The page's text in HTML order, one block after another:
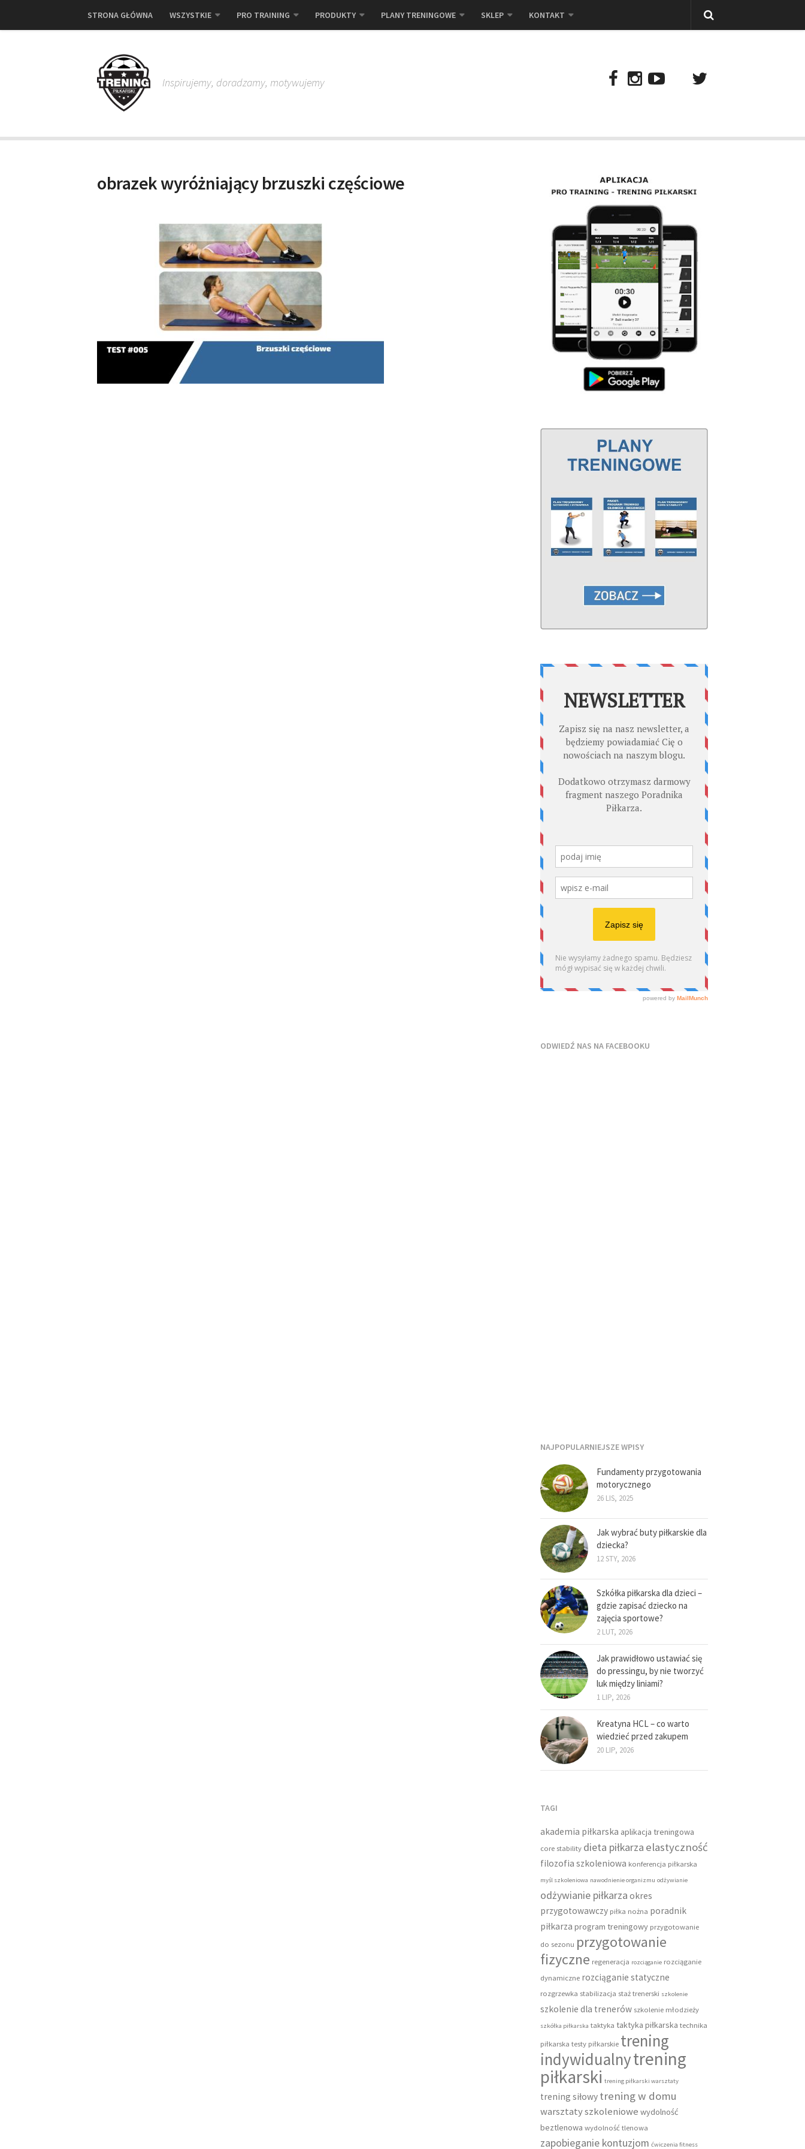
STRONA GŁÓWNA WSZYSTKIE PRO TRAINING PRODUKTY PLANY TRENINGOWE SKLEP KONTAKT
Inspirujemy, doradzamy, motywujemy
obrazek wyróżniający brzuszki częściowe
ODWIEDŹ NAS NA FACEBOOKU
NAJPOPULARNIEJSZE WPISY
Fundamenty przygotowania
motorycznego
26 LIS, 2025
Jak wybrać buty piłkarskie dla
dziecka?
12 STY, 2026
Szkółka piłkarska dla dzieci –
gdzie zapisać dziecko na
zajęcia sportowe?
2 LUT, 2026
Jak prawidłowo ustawiać się
do pressingu, by nie tworzyć
luk między liniami?
1 LIP, 2026
Kreatyna HCL – co warto
wiedzieć przed zakupem
20 LIP, 2026
TAGI
akademia piłkarska aplikacja treningowa
core stability dieta piłkarza elastyczność
filozofia szkoleniowa konferencja piłkarska
myśl szkoleniowa nawodnienie organizmu odżywianie
odżywianie piłkarza okres
przygotowawczy piłka nożna poradnik
piłkarza program treningowy przygotowanie
do sezonu przygotowanie
fizyczne regeneracja rozciąganie rozciąganie
dynamiczne rozciąganie statyczne
rozgrzewka stabilizacja staż trenerski szkolenie
szkolenie dla trenerów szkolenie młodzieży
szkółka piłkarska taktyka taktyka piłkarska technika
piłkarska testy piłkarskie trening
indywidualnytrening
piłkarski trening piłkarski warsztaty
trening siłowy trening w domu
warsztaty szkoleniowe wydolność
beztlenowa wydolność tlenowa
zapobieganie kontuzjom ćwiczenia fitness